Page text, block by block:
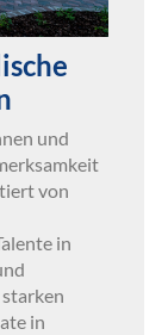
und
von
in
in